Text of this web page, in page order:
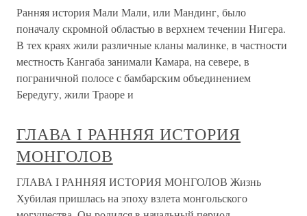
Ранняя история Мали Мали, или Мандинг, было
поначалу скромной областью в верхнем течении Нигера.
В тех краях жили различные кланы малинке, в частности
местность Кангаба занимали Камара, на севере, в
пограничной полосе с бамбарским объединением
Бередугу, жили Траоре и
ГЛАВА I РАННЯЯ ИСТОРИЯ
МОНГОЛОВ
ГЛАВА I РАННЯЯ ИСТОРИЯ МОНГОЛОВ Жизнь
Хубилая пришлась на эпоху взлета монгольского